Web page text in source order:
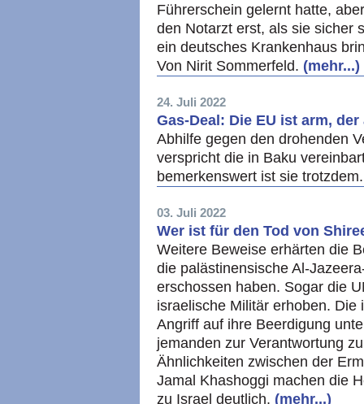
Führerschein gelernt hatte,
den Notarzt erst, als sie sicher
ein deutsches Krankenhaus
Von Nirit Sommerfeld. (mehr...)
24. Juli 2022
Gas-Deal: Die EU ist arm,
Abhilfe gegen den drohenden
verspricht die in Baku
bemerkenswert ist sie
03. Juli 2022
Wer ist für den Tod von
Weitere Beweise erhärten die
die palästinensische Al-
erschossen haben. Sogar die
israelische Militär erhoben.
Angriff auf ihre Beerdigung
jemanden zur Verantwortung
Ähnlichkeiten zwischen der
Jamal Khashoggi machen die
zu Israel deutlich. (mehr...)